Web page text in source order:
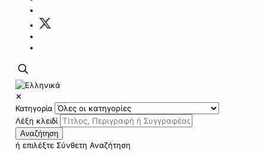
✕
Κατηγορία
Λέξη κλειδί
Αναζήτηση
ή επιλέξτε Σύνθετη Αναζήτηση